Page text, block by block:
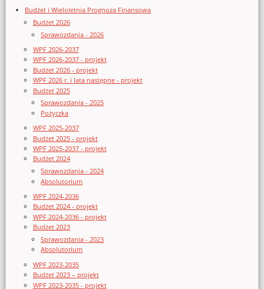
Budżet i Wieloletnia Prognoza Finansowa
Budżet 2026
Sprawozdania - 2026
WPF 2026-2037
WPF 2026-2037 - projekt
Budżet 2026 - projekt
WPF 2026 r. i lata następne - projekt
Budżet 2025
Sprawozdania - 2025
Pożyczka
WPF 2025-2037
Budżet 2025 - projekt
WPF 2025-2037 - projekt
Budżet 2024
Sprawozdania - 2024
Absolutorium
WPF 2024-2036
Budżet 2024 - projekt
WPF 2024-2036 - projekt
Budżet 2023
Sprawozdania - 2023
Absolutorium
WPF 2023-2035
Budżet 2023 – projekt
WPF 2023-2035 - projekt